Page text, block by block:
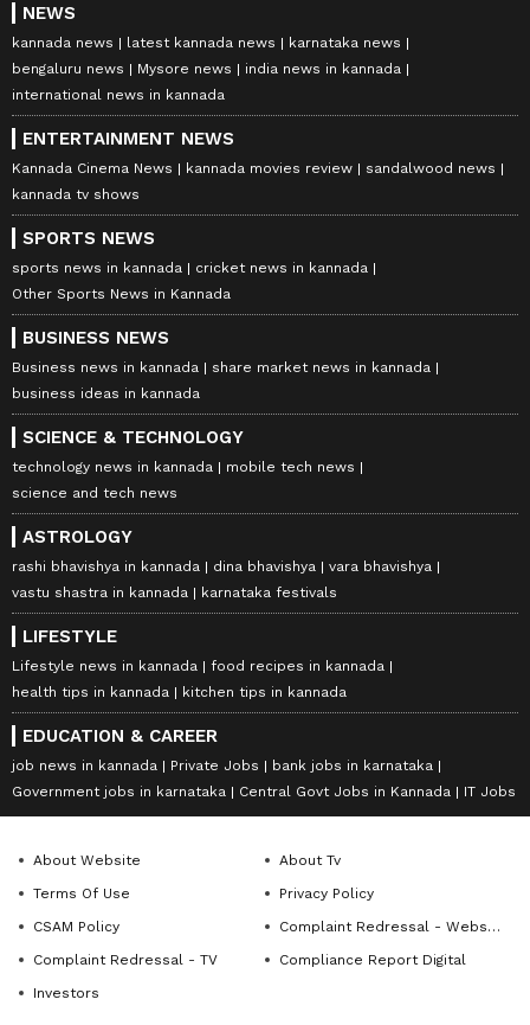
NEWS
kannada news latest kannada news
karnataka news
bengaluru news
Mysore news
india news in kannada
international news in kannada
ENTERTAINMENT NEWS
Kannada Cinema News kannada movies review
sandalwood news
kannada tv shows
SPORTS NEWS
sports news in kannada
cricket news in kannada
Other Sports News in Kannada
BUSINESS NEWS
Business news in kannada
share market news in kannada
business ideas in kannada
SCIENCE & TECHNOLOGY
technology news in kannada
mobile tech news
science and tech news
ASTROLOGY
rashi bhavishya in kannada dina bhavishya
vara bhavishya
vastu shastra in kannada
karnataka festivals
LIFESTYLE
Lifestyle news in kannada
food recipes in kannada
health tips in kannada
kitchen tips in kannada
EDUCATION & CAREER
job news in kannada Private Jobs
bank jobs in karnataka
Government jobs in karnataka
Central Govt Jobs in Kannada IT Jobs
About Website
About Tv
Terms Of Use
Privacy Policy
CSAM Policy
Complaint Redressal - Website
Complaint Redressal - TV
Compliance Report Digital
Investors